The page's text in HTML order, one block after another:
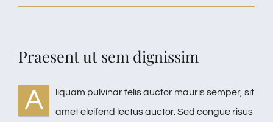
Praesent ut sem dignissim
A
liquam pulvinar felis auctor mauris semper, sit
amet eleifend lectus auctor. Sed congue risus